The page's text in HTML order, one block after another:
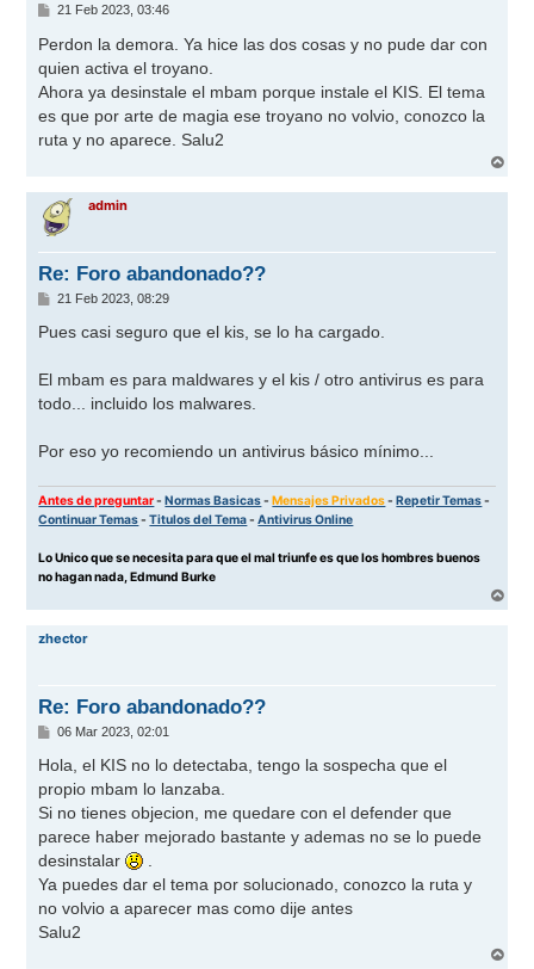
M
n
a
j
e
21 Feb 2023, 03:46
Perdon la demora. Ya hice las dos cosas y no pude dar con
quien activa el troyano.
Ahora ya desinstale el mbam porque instale el KIS. El tema
es que por arte de magia ese troyano no volvio, conozco la
ruta y no aparece. Salu2
r
admin
Re: Foro abandonado??
M
n
j
e
21 Feb 2023, 08:29
Pues casi seguro que el kis, se lo ha cargado.
El mbam es para maldwares y el kis / otro antivirus es para
todo... incluido los malwares.
Por eso yo recomiendo un antivirus básico mínimo...
Antes de preguntar-Normas Basicas-Mensajes Privados-Repetir Temas-
Continuar Temas-Titulos del Tema-Antivirus Online
Lo Unico que se necesita para que el mal triunfe es que los hombres buenos
no hagan nada, Edmund Burke
r
zhector
Re: Foro abandonado??
M
n
a
j
e
06 Mar 2023, 02:01
Hola, el KIS no lo detectaba, tengo la sospecha que el
propio mbam lo lanzaba.
Si no tienes objecion, me quedare con el defender que
parece haber mejorado bastante y ademas no se lo puede
desinstalar
Ya puedes dar el tema por solucionado, conozco la ruta y
no volvio a aparecer mas como dije antes
Salu2